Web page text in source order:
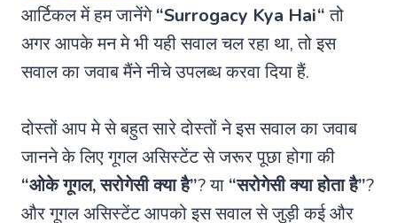
आर्टिकल में हम जानेंगे“Surrogacy Kya Hai“तो
अगर आपके मन मे भी यही सवाल चल रहा था, तो इस
सवाल का जवाब मैंने नीचे उपलब्ध करवा दिया हैं.
दोस्तों आप मे से बहुत सारे दोस्तों ने इस सवाल का जवाब
जानने के लिए गूगल असिस्टेंट से जरूर पूछा होगा की
“ओके गूगल, सरोगेसी क्या है”? या “सरोगेसी क्या होता है”?
और गूगल असिस्टेंट आपको इस सवाल से जुड़ी कई और